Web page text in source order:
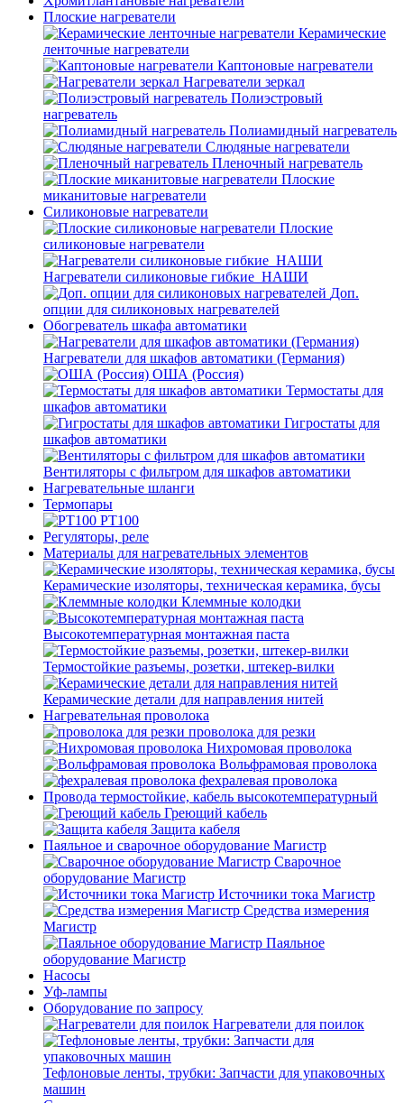
Плоские нагреватели
Керамические
ленточные нагреватели
Каптоновые нагреватели
Нагреватели зеркал
Полиэстровый
нагреватель
Полиамидный нагреватель
Слюдяные нагреватели
Пленочный нагреватель
Плоские
миканитовые нагреватели
Силиконовые нагреватели
Плоские
силиконовые нагреватели
Нагреватели силиконовые гибкие_НАШИ
Доп.
опции для силиконовых нагревателей
Обогреватель шкафа автоматики
Нагреватели для шкафов автоматики (Германия)
ОША (Россия)
Термостаты для
шкафов автоматики
Гигростаты для
шкафов автоматики
Вентиляторы с фильтром для шкафов автоматики
Нагревательные шланги
Термопары
PT100
Регуляторы, реле
Материалы для нагревательных элементов
Керамические изоляторы, техническая керамика, бусы
Клеммные колодки
Высокотемпературная монтажная паста
Термостойкие разъемы, розетки, штекер-вилки
Керамические детали для направления нитей
Нагревательная проволока
проволока для резки
Нихромовая проволока
Вольфрамовая проволока
фехралевая проволока
Провода термостойкие, кабель высокотемпературный
Греющий кабель
Защита кабеля
Паяльное и сварочное оборудование Магистр
Сварочное
оборудование Магистр
Источники тока Магистр
Средства измерения
Магистр
Паяльное
оборудование Магистр
Насосы
Уф-лампы
Оборудование по запросу
Нагреватели для поилок
Тефлоновые ленты, трубки: Запчасти для упаковочных
машин